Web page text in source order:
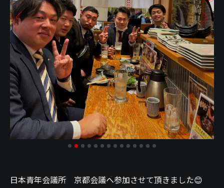
日本青年会議所 京都会議へ参加させて頂きました😊